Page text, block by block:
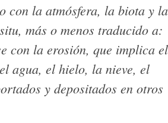
con la atmósfera, la biota y
más o menos traducido a:
con la erosión, que implica el
agua, el hielo, la nieve, el
y depositados en otros